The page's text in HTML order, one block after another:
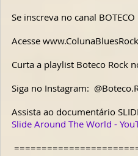
Se inscreva no canal BOTECO
Acesse
Curta a playlist Boteco Rock
Siga no Instagram:
Assista ao documentário
Slide Around The World -